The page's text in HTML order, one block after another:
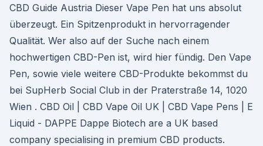
CBD Guide Austria Dieser Vape Pen hat uns absolut
überzeugt. Ein Spitzenprodukt in hervorragender
Qualität. Wer also auf der Suche nach einem
hochwertigen CBD-Pen ist, wird hier fündig. Den Vape
Pen, sowie viele weitere CBD-Produkte bekommst du
bei SupHerb Social Club in der Praterstraße 14, 1020
Wien . CBD Oil | CBD Vape Oil UK | CBD Vape Pens | E
Liquid - DAPPE Dappe Biotech are a UK based
company specialising in premium CBD products.